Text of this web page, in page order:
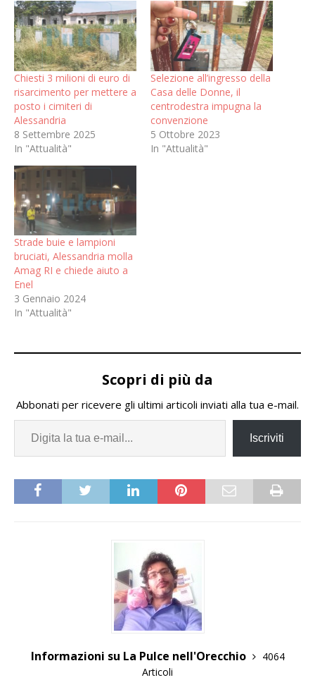
Chiesti 3 milioni di euro di
risarcimento per mettere a
posto i cimiteri di
Alessandria
8 Settembre 2025
In "Attualità"
Selezione all’ingresso della
Casa delle Donne, il
centrodestra impugna la
convenzione
5 Ottobre 2023
In "Attualità"
Strade buie e lampioni
bruciati, Alessandria molla
Amag RI e chiede aiuto a
Enel
3 Gennaio 2024
In "Attualità"
Scopri di più da
Abbonati per ricevere gli ultimi articoli inviati alla tua e-mail.
Iscriviti
Informazioni su La Pulce nell'Orecchio
4064
Articoli